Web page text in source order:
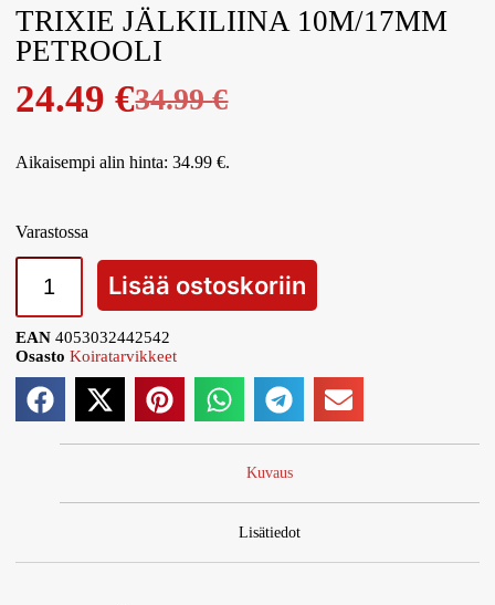
TRIXIE JÄLKILIINA 10M/17MM
PETROOLI
34.99€
24.49€
Aikaisempi alin hinta:34.99€.
Varastossa
Lisää ostoskoriin
EAN4053032442542
Osasto Koiratarvikkeet
Kuvaus
Lisätiedot